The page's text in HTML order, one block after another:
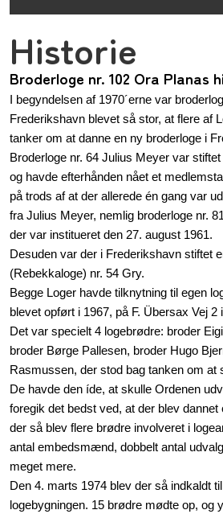
Historie
Broderloge nr. 102 Ora Planas
I begyndelsen af 1970´erne var
Frederikshavn blevet så stor, at flere af
tanker om at danne en ny broderloge i
Broderloge nr. 64 Julius Meyer var
og havde efterhånden nået et
på trods af at der allerede én gang var
fra Julius Meyer, nemlig broderloge nr.
der var institueret den 27. august 1961.
Desuden var der i Frederikshavn stiftet
(Rebekkaloge) nr. 54 Gry.
Begge Loger havde tilknytning til egen
blevet opført i 1967, på F. Übersax Vej 2
Det var specielt 4 logebrødre: broder
broder Børge Pallesen, broder Hugo
Rasmussen, der stod bag tanken om at
De havde den íde, at skulle Ordenen
foregik det bedst ved, at der blev dannet
der så blev flere brødre involveret i
antal embedsmænd, dobbelt antal
meget mere.
Den 4. marts 1974 blev der så indkaldt
logebygningen. 15 brødre mødte op, og